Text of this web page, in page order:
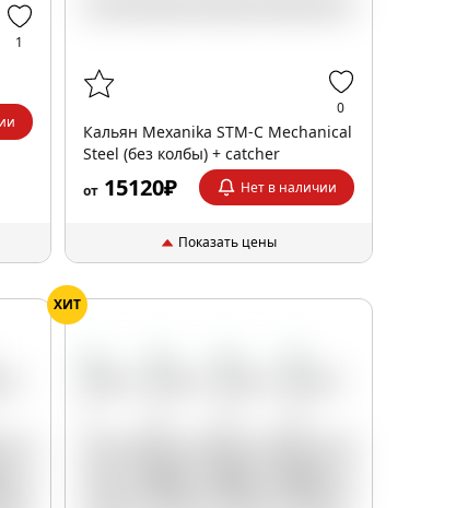
1
0
Кальян Mexanika STM-C Mechanical
Steel (без колбы) + catcher
от15120₽ Нет в наличии
Показать цены
ХИТ